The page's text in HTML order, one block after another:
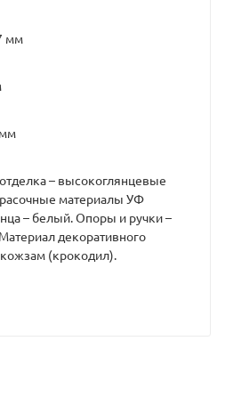
мм
– высокоглянцевые
материалы УФ
– белый. Опоры и ручки –
декоративного
(крокодил).